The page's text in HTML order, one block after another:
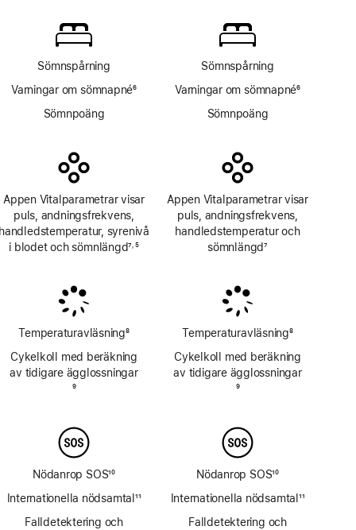
Sömnspårning
Varningar om sömnapné6
Sömnpoäng
Appen Vitalparametrar visar
puls, andnings­frekvens,
syrenivå
i blodet och sömnlängd7, 5
Temperaturavläsning8
Cykelkoll med beräkning
av tidigare ägglossningar
9
Nödanrop SOS10
Internationella nödsamtal11
Falldetektering och
Syrenivå
i
blodet
Sömnspårning
Varningar om sömnapné6
Sömnpoäng
Appen Vitalparametrar visar
puls, andnings­frekvens,
handleds­temperatur och
sömnlängd7
Temperaturavläsning8
Cykelkoll med beräkning
av tidigare ägglossningar
9
Nödanrop SOS10
Internationella nödsamtal11
Falldetektering och